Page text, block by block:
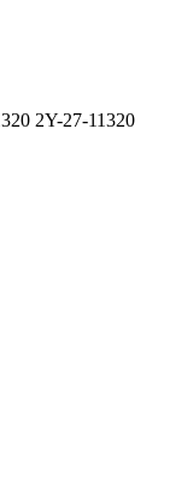
2Y-27-11320